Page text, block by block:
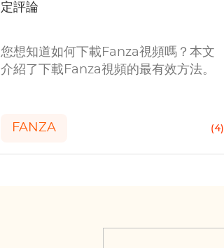
定評論
您想知道如何下載Fanza視頻嗎？本文
介紹了下載Fanza視頻的最有效方法。
FANZA (4)